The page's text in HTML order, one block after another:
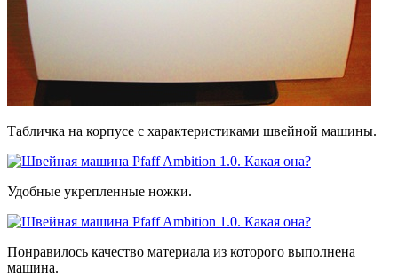
Табличка на корпусе с характеристиками швейной машины.
Удобные укрепленные ножки.
Понравилось качество материала из которого выполнена
машина.